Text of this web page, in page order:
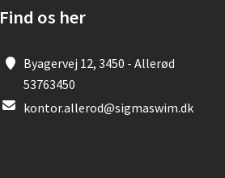
Find os her
Byagervej 12, 3450 - Allerød
53763450
kontor.allerod@sigmaswim.dk